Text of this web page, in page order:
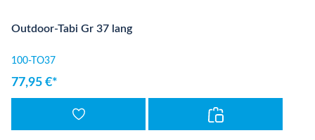
Outdoor-Tabi Gr 37 lang
100-TO37
77,95 €*